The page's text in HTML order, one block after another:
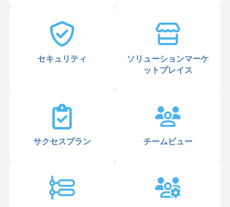
セキュリティ
ソリューションマーケ
ットプレイス
サクセスプラン チームビュー